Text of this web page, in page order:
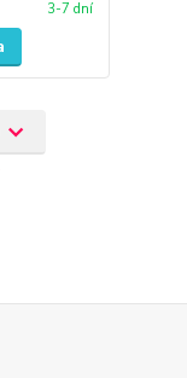
3-7 dní